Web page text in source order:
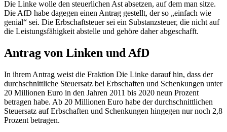
Die Linke wolle den steuerlichen Ast absetzen, auf dem man sitze.
Die AfD habe dagegen einen Antrag gestellt, der so „einfach wie
genial“ sei. Die Erbschaftsteuer sei ein Substanzsteuer, die nicht auf
die Leistungsfähigkeit abstelle und gehöre daher abgeschafft.
Antrag von Linken und AfD
In ihrem Antrag weist die Fraktion Die Linke darauf hin, dass der
durchschnittliche Steuersatz bei Erbschaften und Schenkungen unter
20 Millionen Euro in den Jahren 2011 bis 2020 neun Prozent
betragen habe. Ab 20 Millionen Euro habe der durchschnittlichen
Steuersatz auf Erbschaften und Schenkungen hingegen nur noch 2,8
Prozent betragen.